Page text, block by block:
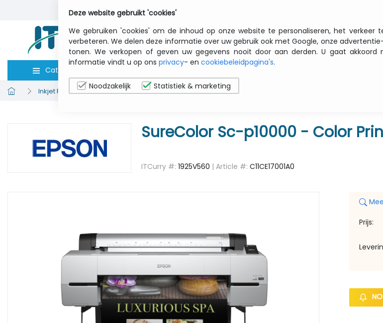
Categorieën
Inkjet Printers EPSON C11CE17001A0 SC-P10000 - Color
SureColor Sc-p10000 - Color
ITCurry #: 1925V560 | Article #: C11CE17001A0
Prijs:
Deze website gebruikt 'cookies'
We gebruiken 'cookies' om de inhoud op onze website te personaliseren, het
verbeteren. We delen deze informatie over uw gebruik ook met Google, onze
tonen. We verkopen of geven uw gegevens nooit door aan derden. U gaat
informatie vindt u op ons privacy- en cookiebeleidpagina's.
Noodzakelijk Statistiek & marketing